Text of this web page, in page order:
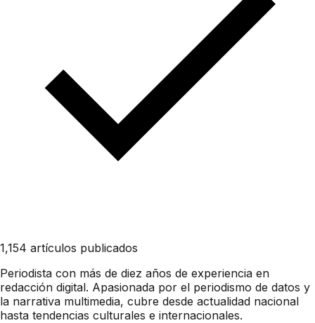
1,154 artículos publicados
Periodista con más de diez años de experiencia en
redacción digital. Apasionada por el periodismo de datos y
la narrativa multimedia, cubre desde actualidad nacional
hasta tendencias culturales e internacionales.